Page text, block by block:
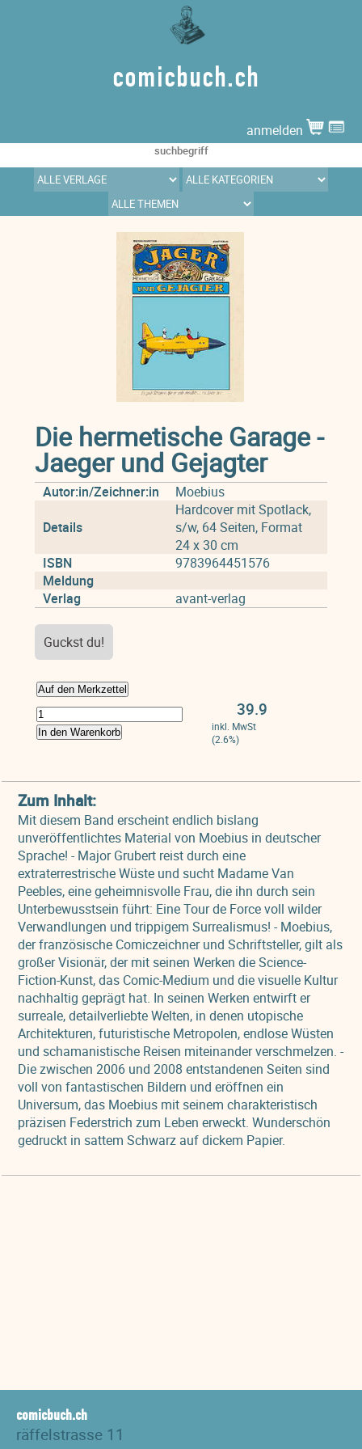
comicbuch.ch
anmelden
Die hermetische Garage -
Jaeger und Gejagter
Autor:in/Zeichner:in
Moebius
Details
Hardcover mit Spotlack,
s/w, 64 Seiten, Format
24 x 30 cm
ISBN
9783964451576
Meldung
Verlag
avant-verlag
Guckst du!
Auf den Merkzettel
In den Warenkorb
39.9
inkl. MwSt
(2.6%)
Zum Inhalt:
Mit diesem Band erscheint endlich bislang
unveröffentlichtes Material von Moebius in deutscher
Sprache! - Major Grubert reist durch eine
extraterrestrische Wüste und sucht Madame Van
Peebles, eine geheimnisvolle Frau, die ihn durch sein
Unterbewusstsein führt: Eine Tour de Force voll wilder
Verwandlungen und trippigem Surrealismus! - Moebius,
der französische Comiczeichner und Schriftsteller, gilt als
großer Visionär, der mit seinen Werken die Science-
Fiction-Kunst, das Comic-Medium und die visuelle Kultur
nachhaltig geprägt hat. In seinen Werken entwirft er
surreale, detailverliebte Welten, in denen utopische
Architekturen, futuristische Metropolen, endlose Wüsten
und schamanistische Reisen miteinander verschmelzen. -
Die zwischen 2006 und 2008 entstandenen Seiten sind
voll von fantastischen Bildern und eröffnen ein
Universum, das Moebius mit seinem charakteristisch
präzisen Federstrich zum Leben erweckt. Wunderschön
gedruckt in sattem Schwarz auf dickem Papier.
comicbuch.ch
räffelstrasse 11